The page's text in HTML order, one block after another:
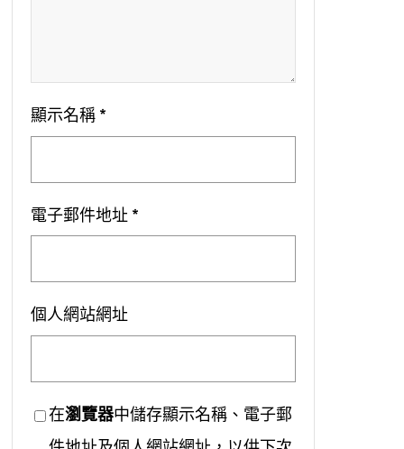
顯示名稱 *
電子郵件地址 *
個人網站網址
在瀏覽器中儲存顯示名稱、電子郵